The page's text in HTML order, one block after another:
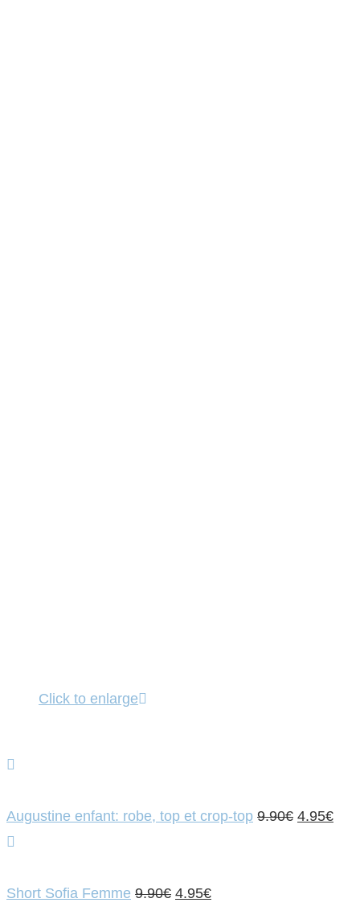
Click to enlarge
Augustine enfant: robe, top et crop-top 9.90€ Le
4.95€Le
Short Sofia Femme 9.90€ Le
4.95€Le